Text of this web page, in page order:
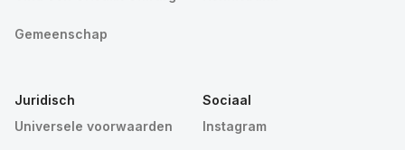
Gemeenschap
Juridisch
Universele voorwaarden
Sociaal
Instagram